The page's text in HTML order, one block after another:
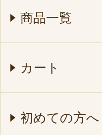
商品一覧
カート
初めての方へ